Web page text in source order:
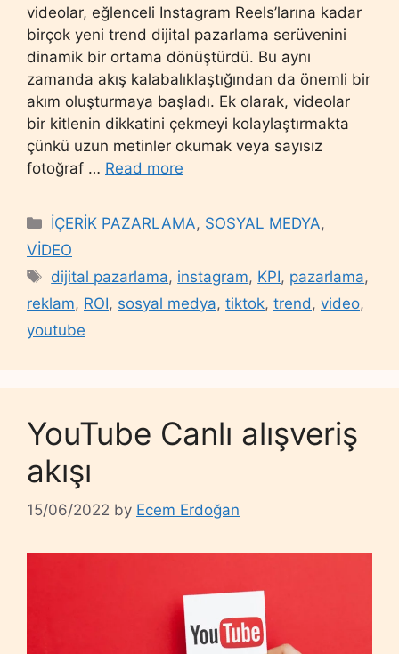
videolar, eğlenceli Instagram Reels’larına kadar
birçok yeni trend dijital pazarlama serüvenini
dinamik bir ortama dönüştürdü. Bu aynı
zamanda akış kalabalıklaştığından da önemli bir
akım oluşturmaya başladı. Ek olarak, videolar
bir kitlenin dikkatini çekmeyi kolaylaştırmakta
çünkü uzun metinler okumak veya sayısız
fotoğraf … Read more
Categories
İÇERİK PAZARLAMA, SOSYAL MEDYA,
VİDEO
Tags
dijital pazarlama, instagram, KPI, pazarlama,
reklam, ROI, sosyal medya, tiktok, trend , video,
youtube
YouTube Canlı alışveriş
akışı
15/06/2022 by Ecem Erdoğan